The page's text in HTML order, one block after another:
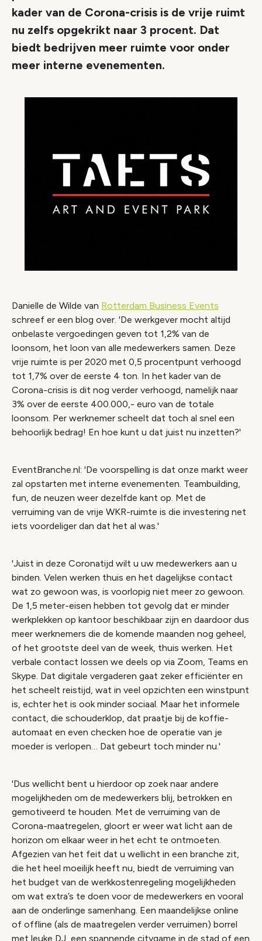
kader van de Corona-crisis is de vrije ruimt
nu zelfs opgekrikt naar 3 procent. Dat
biedt bedrijven meer ruimte voor onder
meer interne evenementen.
Danielle de Wilde van Rotterdam Business Events
schreef er een blog over. 'De werkgever mocht altijd
onbelaste vergoedingen geven tot 1,2% van de
loonsom, het loon van alle medewerkers samen. Deze
vrije ruimte is per 2020 met 0,5 procentpunt verhoogd
tot 1,7% over de eerste 4 ton. In het kader van de
Corona-crisis is dit nog verder verhoogd, namelijk naar
3% over de eerste 400.000,- euro van de totale
loonsom. Per werknemer scheelt dat toch al snel een
behoorlijk bedrag! En hoe kunt u dat juist nu inzetten?'
EventBranche.nl: 'De voorspelling is dat onze markt weer
zal opstarten met interne evenementen. Teambuilding,
fun, de neuzen weer dezelfde kant op. Met de
verruiming van de vrije WKR-ruimte is die investering net
iets voordeliger dan dat het al was.'
'Juist in deze Coronatijd wilt u uw medewerkers aan u
binden. Velen werken thuis en het dagelijkse contact
wat zo gewoon was, is voorlopig niet meer zo gewoon.
De 1,5 meter-eisen hebben tot gevolg dat er minder
werkplekken op kantoor beschikbaar zijn en daardoor dus
meer werknemers die de komende maanden nog geheel,
of het grootste deel van de week, thuis werken. Het
verbale contact lossen we deels op via Zoom, Teams en
Skype. Dat digitale vergaderen gaat zeker efficiënter en
het scheelt reistijd, wat in veel opzichten een winstpunt
is, echter het is ook minder sociaal. Maar het informele
contact, die schouderklop, dat praatje bij de koffie-
automaat en even checken hoe de operatie van je
moeder is verlopen… Dat gebeurt toch minder nu.'
'Dus wellicht bent u hierdoor op zoek naar andere
mogelijkheden om de medewerkers blij, betrokken en
gemotiveerd te houden. Met de verruiming van de
Corona-maatregelen, gloort er weer wat licht aan de
horizon om elkaar weer in het echt te ontmoeten.
Afgezien van het feit dat u wellicht in een branche zit,
die het heel moeilijk heeft nu, biedt de verruiming van
het budget van de werkkostenregeling mogelijkheden
om wat extra’s te doen voor de medewerkers en vooral
aan de onderlinge samenhang. Een maandelijkse online
of offline (als de maatregelen verder verruimen) borrel
met leuke DJ, een spannende citygame in de stad of een